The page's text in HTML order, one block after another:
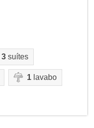
3suítes
1lavabo